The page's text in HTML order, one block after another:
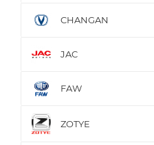
CHANGAN
JAC
FAW
ZOTYE